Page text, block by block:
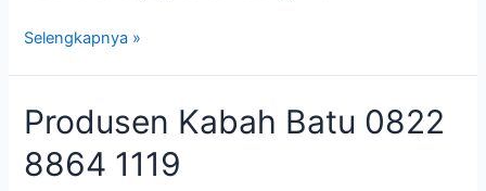
Selengkapnya »
Produsen Kabah Batu 0822
8864 1119
Produsen
Kabah
Batu